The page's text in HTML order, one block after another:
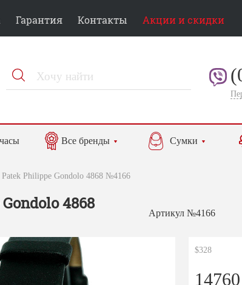
Гарантия Контакты Акции и скидки
Все бренды Сумки
Patek Philippe Gondolo 4868 №4166
4868
Артикул №4166
$328
14760